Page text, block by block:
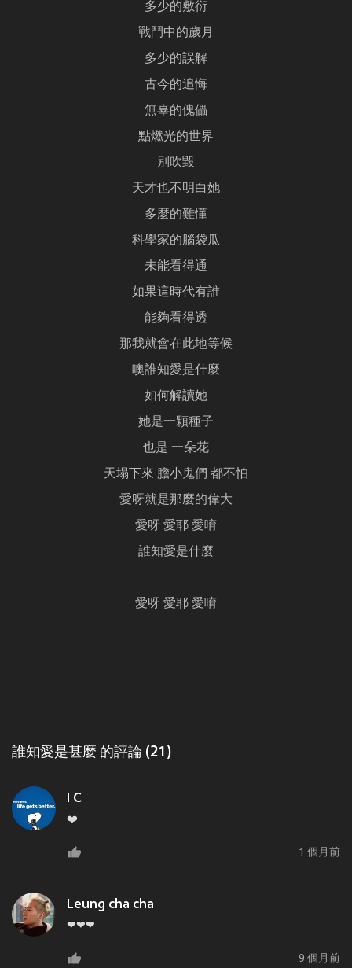
多少的敷衍
戰鬥中的歲月
多少的誤解
古今的追悔
無辜的傀儡
點燃光的世界
別吹毀
天才也不明白她
多麼的難懂
科學家的腦袋瓜
未能看得通
如果這時代有誰
能夠看得透
那我就會在此地等候
噢誰知愛是什麼
如何解讀她
她是一顆種子
也是 一朵花
天塌下來 膽小鬼們 都不怕
愛呀就是那麼的偉大
愛呀 愛耶 愛唷
誰知愛是什麼
愛呀 愛耶 愛唷
誰知愛是甚麼 的評論 (21)
I C
❤️
1 個月前
Leung cha cha
❤❤❤
9 個月前